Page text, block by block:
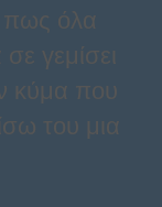
πως όλα
γεμίσει
κύμα που
του μια